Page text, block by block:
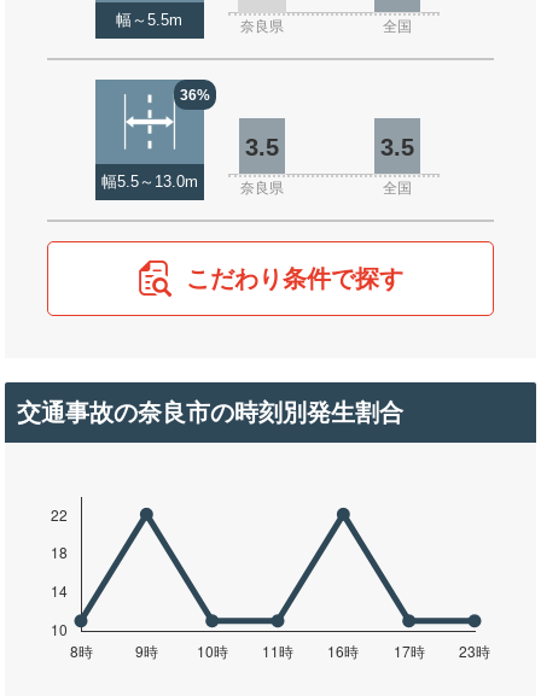
幅～5.5m 奈良県 全国
36%
幅5.5～13.0m
3.5 3.5
奈良県 全国
こだわり条件で探す
交通事故の奈良市の時刻別発生割合